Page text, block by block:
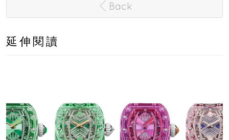
Back
延伸閱讀